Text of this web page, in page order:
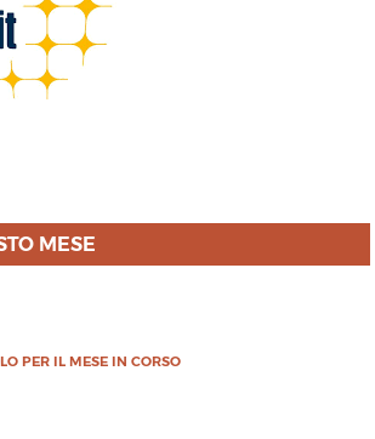
MESE
PER IL MESE IN CORSO